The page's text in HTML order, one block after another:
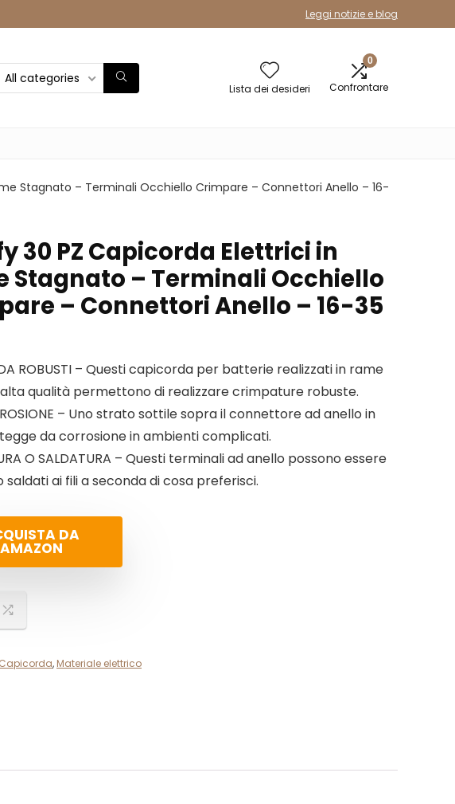
Leggi notizie e blog
All categories
Lista dei desideri
0
Confrontare
Stagnato – Terminali Occhiello Crimpare – Connettori Anello – 16-
30 PZ Capicorda Elettrici in
Stagnato – Terminali Occhiello
– Connettori Anello – 16-35
ROBUSTI – Questi capicorda per batterie realizzati in rame
qualità permettono di realizzare crimpature robuste.
– Uno strato sottile sopra il connettore ad anello in
da corrosione in ambienti complicati.
O SALDATURA – Questi terminali ad anello possono essere
ai fili a seconda di cosa preferisci.
DA
AMAZON
Capicorda, Materiale elettrico